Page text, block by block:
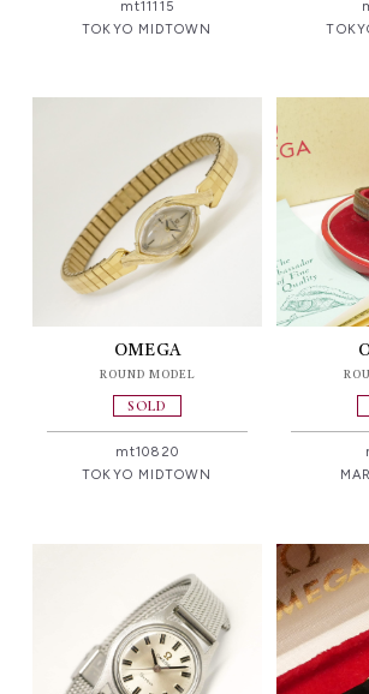
mt11115
TOKYO MIDTOWN
OMEGA
ROUND MODEL
SOLD
mt10820
TOKYO MIDTOWN